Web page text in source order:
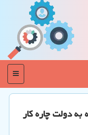
منو
دولت چاره كار